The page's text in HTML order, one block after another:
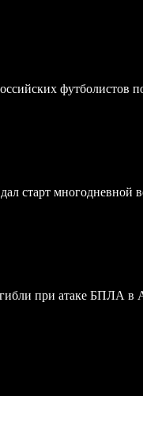
футболистов
старт многодневной
при атаке БПЛА в